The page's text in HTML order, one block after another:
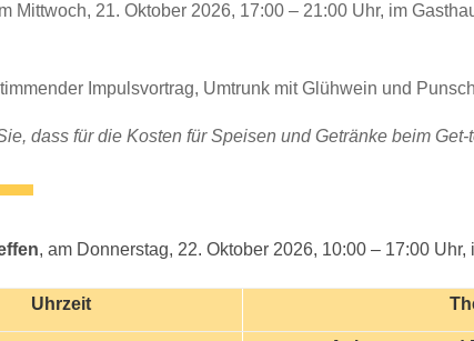
Mittwoch, 21. Oktober 2026, 17:00 – 21:00 Uhr, im
Impulsvortrag, Umtrunk mit Glühwein und
dass für die Kosten für Speisen und Getränke beim
, am Donnerstag, 22. Oktober 2026, 10:00 – 17:00
Uhrzeit